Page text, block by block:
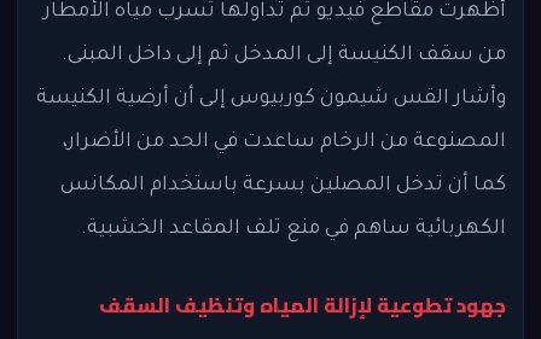
أظهرت مقاطع فيديو تم تداولها تسرب مياه الأمطار
من سقف الكنيسة إلى المدخل ثم إلى داخل المبنى.
وأشار القس شيمون كوربيوس إلى أن أرضية الكنيسة
المصنوعة من الرخام ساعدت في الحد من الأضرار،
كما أن تدخل المصلين بسرعة باستخدام المكانس
الكهربائية ساهم في منع تلف المقاعد الخشبية.
جهود تطوعية لإزالة المياه وتنظيف السقف